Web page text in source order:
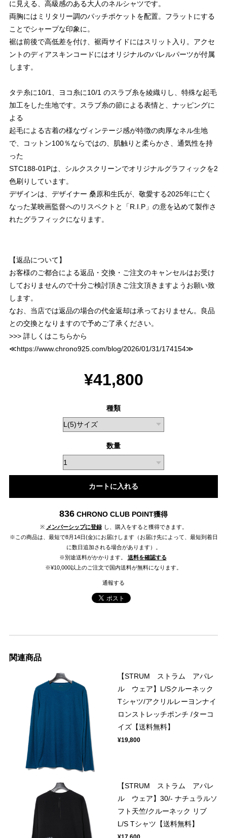
に見える、高級感のある大人のネルシャツです。
両胸にはミリタリー調のパッチポケットを配置。フラットにする
ことでシャープな印象に。
裾は前後で高低差を付け、裾両サイドにはスリット入り。アクセ
ントのディアスキンコードにはオリジナルのバレルパーツが付属
します。
タテ糸に10/1、ヨコ糸に10/1 のスラブ糸を綾織りし、特殊な起毛
加工をした生地です。スラブ糸の節による表情と、ナッピングに
よる
起毛による古着の様なヴィンテージ感が特徴の肉厚なネル生地
で、コットン100％ならではの、肌触りと柔らかさ、通気性を持
った
STC188-01Pは、シルクスクリーンでオリジナルグラフィックを2
色刷りしています。
デザインは、デザイナー 桑原和生氏が、敬愛する2025年に亡く
なった某映画監督へのリスペクトと「R.I.P」の意を込めて製作さ
れたグラフィックになります。
【返品について】
お客様のご都合による返品・交換・ご注文のキャンセルはお受け
しておりませんので十分ご検討頂きご注文頂きますようお願い致
します。
なお、当店では返品の場合の代金返却は承っておりません。良品
との交換となりますので予めご了承ください。
>>> 詳しくはこちらから
≪https://www.chrono925.com/blog/2026/01/31/174154≫
¥41,800
種類
数量
カートに入れる
836 CHRONO CLUB POINT獲得
※ メンバーシップに登録 し、購入をすると獲得できます。
※この商品は、最短で8月14日(金)にお届けします（お届け先によって、最短到着日
に数日追加される場合があります）。
※別途送料がかかります。
送料を確認する
※¥10,000以上のご注文で国内送料が無料になります。
通報する
関連商品
【STRUM ストラム アパレ
ル ウェア】L/Sクルーネック
Tシャツ/アクリルレーヨンナイ
ロンストレッチポンチ /ターコ
イズ【送料無料】
¥19,800
【STRUM ストラム アパレ
ル ウェア】30/- ナチュラルソ
フト天竺/クルーネック リブ
L/S Tシャツ【送料無料】